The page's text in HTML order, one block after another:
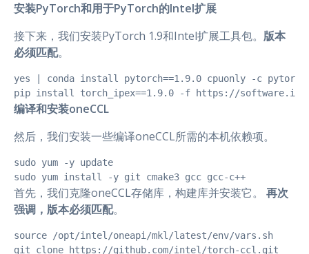
安装PyTorch和用于PyTorch的Intel扩展
接下来，我们安装PyTorch 1.9和Intel扩展工具包。 版本
必须匹配。
yes | conda install pytorch==1.9.0 cpuonly -c pytorch
pip install torch_ipex==1.9.0 -f https://
编译和安装oneCCL
然后，我们安装一些编译oneCCL所需的本机依赖项。
sudo yum -y update
sudo yum install -y git cmake3 gcc gcc-c++
首先，我们克隆oneCCL存储库，构建库并安装它。 再次
强调，版本必须匹配。
source /opt/intel/oneapi/mkl/latest/env/vars.sh
git clone https://github.com/intel/torch-ccl.git